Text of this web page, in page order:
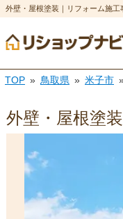
外壁・屋根塗装｜リフォーム施工
TOP 鳥取県 米子市
外壁・屋根塗装